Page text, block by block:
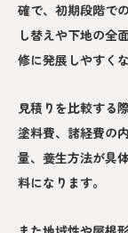
確で、初期段階で
し替えや下地の全
修に発展しやすく
見積りを比較する
塗料費、諸経費の
量、養生方法が具
料になります。